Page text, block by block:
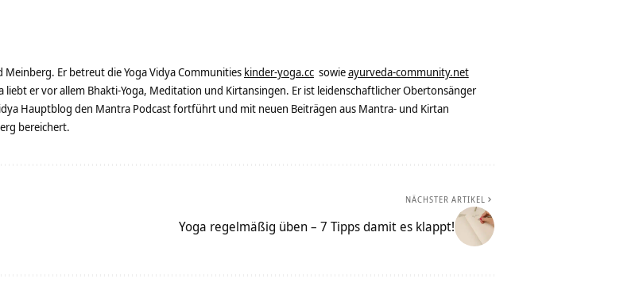
Meinberg. Er betreut die Yoga Vidya Communities kinder-yoga.cc sowieayurveda-community.net
liebt er vor allem Bhakti-Yoga, Meditation und Kirtansingen. Er ist leidenschaftlicher Obertonsänger
Hauptblog den Mantra Podcast fortführt und mit neuen Beiträgen aus Mantra- und Kirtan
bereichert.
NÄCHSTER ARTIKEL
Yoga regelmäßig üben – 7 Tipps damit es klappt!